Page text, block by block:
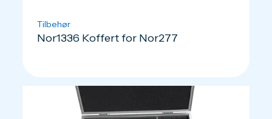
Tilbehør
Nor1336 Koffert for Nor277